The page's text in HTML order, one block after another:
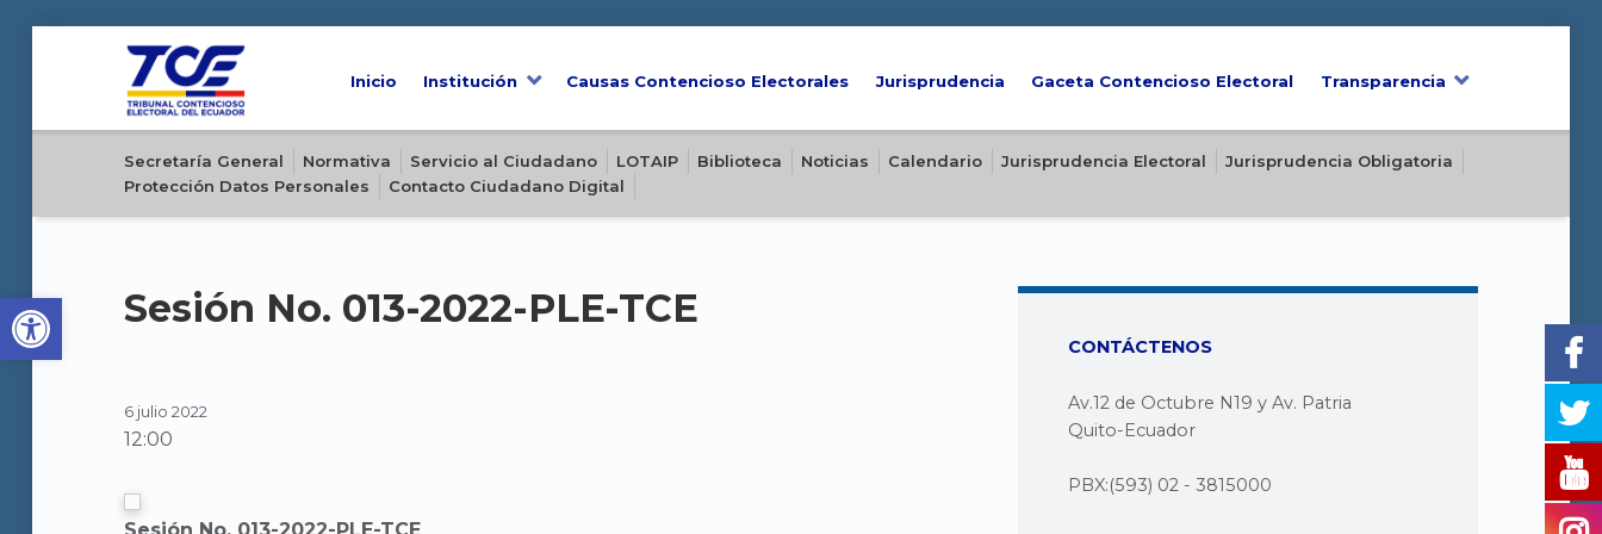
Open toolbar
Inicio Institución Causas Contencioso Electorales Jurisprudencia Gaceta Contencioso Electoral Transparencia
Secretaría General Normativa Servicio al Ciudadano LOTAIP Biblioteca Noticias Calendario Jurisprudencia Electoral
Jurisprudencia Obligatoria
Protección Datos Personales
Contacto Ciudadano Digital
Sesión No. 013-2022-PLE-TCE
6 julio 2022
12:00
CONTÁCTENOS
Av.12 de Octubre N19 y Av. Patria
Quito-Ecuador
PBX:(593) 02 - 3815000